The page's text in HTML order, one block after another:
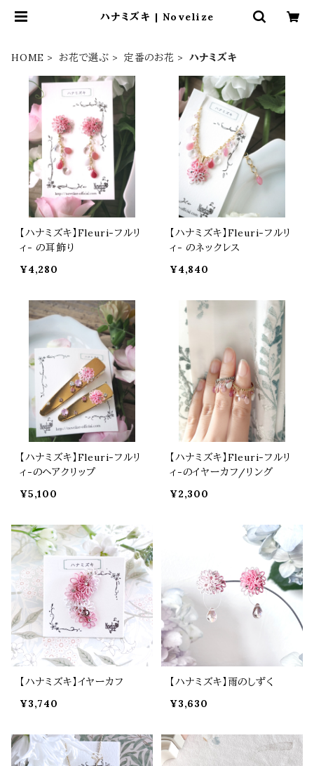
ハナミズキ | Novelize
HOME お花で選ぶ 定番のお花 ハナミズキ
【ハナミズキ】Fleuri-フルリ
ィ- の耳飾り
¥4,280
【ハナミズキ】Fleuri-フルリ
ィ- のネックレス
¥4,840
【ハナミズキ】Fleuri-フルリ
ィ-のヘアクリップ
¥5,100
【ハナミズキ】Fleuri-フルリ
ィ-のイヤーカフ/リング
¥2,300
【ハナミズキ】イヤーカフ
¥3,740
【ハナミズキ】雨のしずく
¥3,630